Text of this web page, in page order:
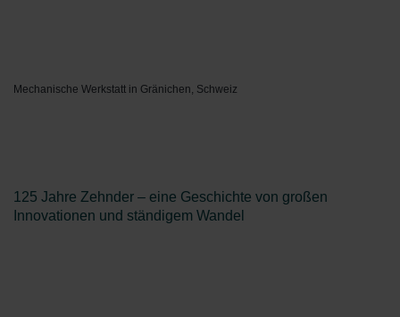
Mechanische Werkstatt in Gränichen, Schweiz
125 Jahre Zehnder – eine Geschichte von großen
Innovationen und ständigem Wandel